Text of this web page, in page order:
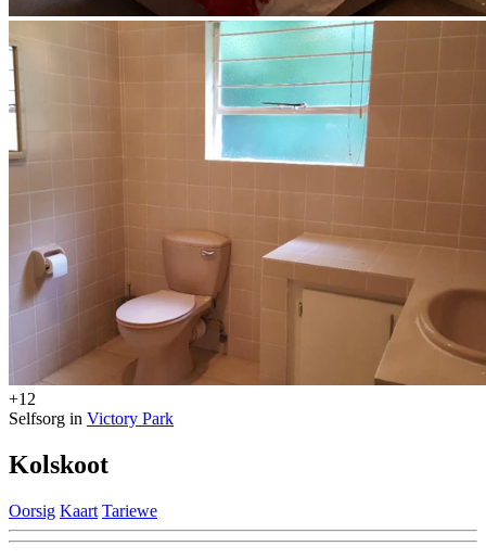
+12
Selfsorg in Victory Park
Kolskoot
Oorsig Kaart Tariewe